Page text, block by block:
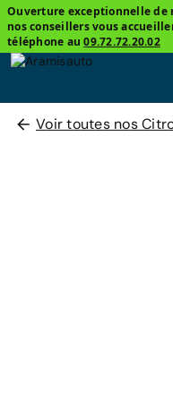
Ouverture exceptionnelle de
nos conseillers vous
téléphone au09.72.72.20.02
Voir toutes nos